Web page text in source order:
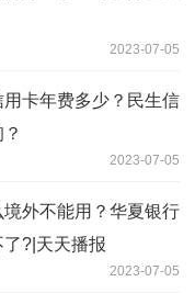
2023-07-05
卡年费多少？民生信
2023-07-05
外不能用？华夏银行
?|天天播报
2023-07-05